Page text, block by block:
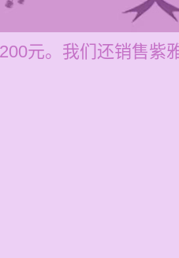
元。我们还销售紫